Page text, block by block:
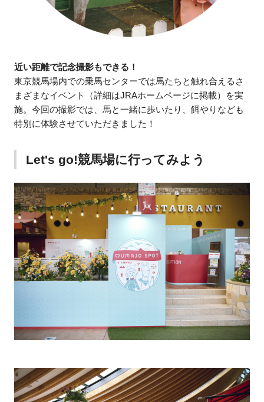
近い距離で記念撮影もできる！
東京競馬場内での乗馬センターでは馬たちと触れ合えるさ
まざまなイベント（詳細はJRAホームページに掲載）を実
施。今回の撮影では、馬と一緒に歩いたり、餌やりなども
特別に体験させていただきました！
Let's go!競馬場に行ってみよう